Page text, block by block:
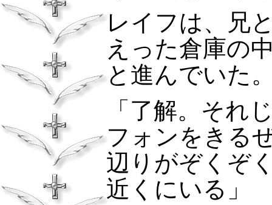
レイフは、兄
えった倉庫の
と進んでいた
「了解。それ
フォンをきる
辺りがぞくぞ
近くにいる」